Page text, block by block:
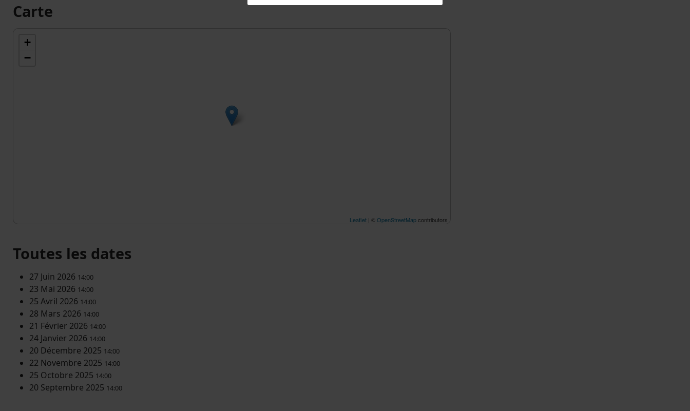
Carte
+
−
Leaflet| ©OpenStreetMapcontributors
Toutes les dates
27 Juin 2026 14:00
23 Mai 2026 14:00
25 Avril 2026 14:00
28 Mars 2026 14:00
21 Février 2026 14:00
24 Janvier 2026 14:00
20 Décembre 2025 14:00
22 Novembre 2025 14:00
25 Octobre 2025 14:00
20 Septembre 2025 14:00